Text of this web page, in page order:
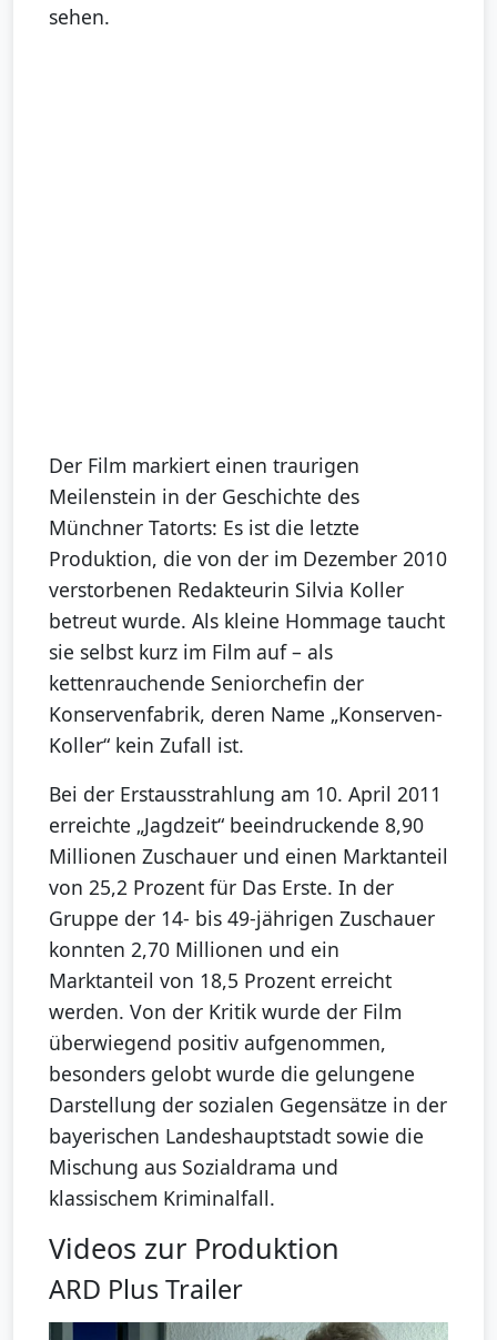
sehen.
Der Film markiert einen traurigen
Meilenstein in der Geschichte des
Münchner Tatorts: Es ist die letzte
Produktion, die von der im Dezember 2010
verstorbenen Redakteurin Silvia Koller
betreut wurde. Als kleine Hommage taucht
sie selbst kurz im Film auf – als
kettenrauchende Seniorchefin der
Konservenfabrik, deren Name „Konserven-
Koller“ kein Zufall ist.
Bei der Erstausstrahlung am 10. April 2011
erreichte „Jagdzeit“ beeindruckende 8,90
Millionen Zuschauer und einen Marktanteil
von 25,2 Prozent für Das Erste. In der
Gruppe der 14- bis 49-jährigen Zuschauer
konnten 2,70 Millionen und ein
Marktanteil von 18,5 Prozent erreicht
werden. Von der Kritik wurde der Film
überwiegend positiv aufgenommen,
besonders gelobt wurde die gelungene
Darstellung der sozialen Gegensätze in der
bayerischen Landeshauptstadt sowie die
Mischung aus Sozialdrama und
klassischem Kriminalfall.
Videos zur Produktion
ARD Plus Trailer